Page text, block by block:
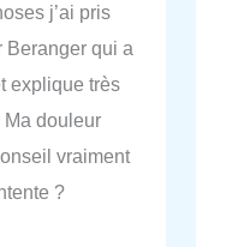
j’ai pris
Beranger qui a
explique très
Ma douleur
vraiment
?